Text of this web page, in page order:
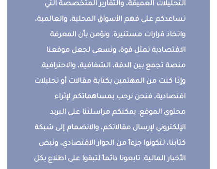
التحليلات العميقة، والتقارير المتخصصة التي
تساعدكم على فهم الأسواق المحلية، والعالمية،
واتخاذ قرارات مستنيرة. ونؤمن بأن المعرفة
الاقتصادية تمثل قوة، ونسعى لجعل موقعنا
منصة تجمع بين الدقة، الشفافية، والاحترافية.
وإذا كنت من المهتمين بكتابة مقالات أو تحليلات
اقتصادية، فنحن نرحب بمساهماتكم لإثراء
محتوى الموقع. يمكنكم مراسلتنا على البريد
الإلكتروني لإرسال مقالاتكم، والانضمام إلى شبكة
كتابنا، لتكونوا جزءاً من الحوار الاقتصادي، ونبض
الأخبار المالية. تابعونا دائماً لتبقوا على اطلاع بكل